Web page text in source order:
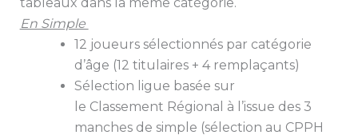
En Simple
12 joueurs sélectionnés par catégorie
d’âge (12 titulaires + 4 remplaçants)
Sélection ligue basée sur
le Classement Régional à l’issue des 3
manches de simple (sélection au CPPH